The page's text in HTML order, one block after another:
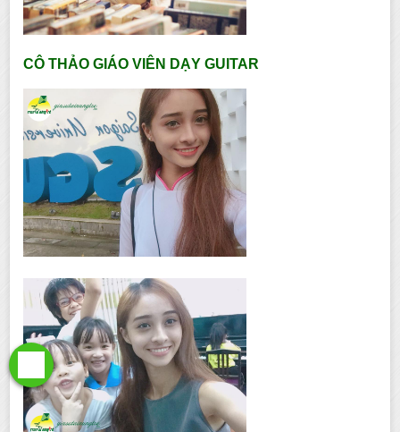
CÔ THẢO GIÁO VIÊN DẠY GUITAR